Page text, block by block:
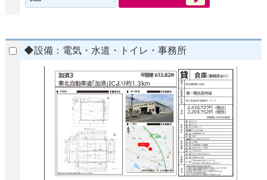
◆設備：電気・水道・トイレ・事務所